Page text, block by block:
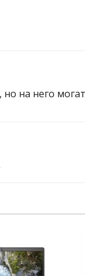
на него